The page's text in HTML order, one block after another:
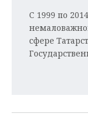
С 1999 по
сфере